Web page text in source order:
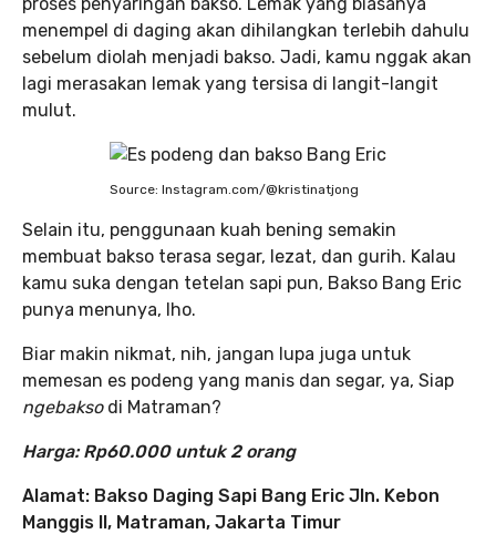
menempel di daging akan dihilangkan terlebih dahulu
sebelum diolah menjadi bakso. Jadi, kamu nggak akan
lagi merasakan lemak yang tersisa di langit-langit
mulut.
Source: Instagram.com/@kristinatjong
Selain itu, penggunaan kuah bening semakin
membuat bakso terasa segar, lezat, dan gurih. Kalau
kamu suka dengan tetelan sapi pun, Bakso Bang Eric
punya menunya, lho.
Biar makin nikmat, nih, jangan lupa juga untuk
memesan es podeng yang manis dan segar, ya, Siap
ngebaksodi Matraman?
Harga: Rp60.000 untuk 2 orang
Alamat: Bakso Daging Sapi Bang Eric Jln. Kebon
Manggis II, Matraman, Jakarta Timur